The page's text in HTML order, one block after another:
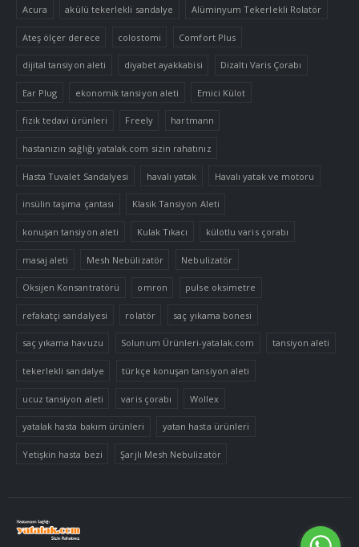
Acura akülü tekerlekli sandalye Alüminyum Tekerlekli Rolatör
Ateş ölçer derece colostomi Comfort Plus
dijital tansiyon aleti diyabet ayakkabisi Dizaltı Varis Çorabı
Ear Plug ekonomik tansiyon aleti Emici Külot
fizik tedavi ürünleri Freely hartmann
hastanızın sağlığı yatalak.com sizin rahatınız
Hasta Tuvalet Sandalyesi havalı yatak Havalı yatak ve motoru
insülin taşıma çantası Klasik Tansiyon Aleti
konuşan tansiyon aleti Kulak Tıkacı külotlu varis çorabı
masaj aleti Mesh Nebülizatör Nebulizatör
Oksijen Konsantratörü omron pulse oksimetre
refakatçi sandalyesi rolatör saç yıkama bonesi
saç yıkama havuzu Solunum Ürünleri-yatalak.com tansiyon aleti
tekerlekli sandalye türkçe konuşan tansiyon aleti
ucuz tansiyon aleti varis çorabı Wollex
yatalak hasta bakım ürünleri yatan hasta ürünleri
Yetişkin hasta bezi Şarjlı Mesh Nebulizatör